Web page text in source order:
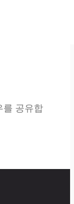
를 공유합